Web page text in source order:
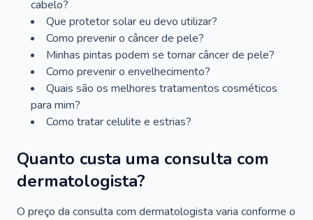
cabelo?
Que protetor solar eu devo utilizar?
Como prevenir o câncer de pele?
Minhas pintas podem se tornar câncer de pele?
Como prevenir o envelhecimento?
Quais são os melhores tratamentos cosméticos
para mim?
Como tratar celulite e estrias?
Quanto custa uma consulta com
dermatologista?
O preço da consulta com dermatologista varia conforme o